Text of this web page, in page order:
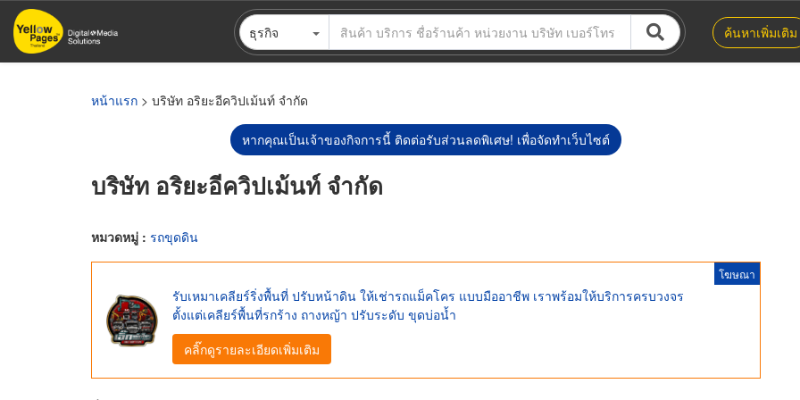
ข้าม
ไป
ธุรกิจ ค้นหาเพิ่มเติม
หน้าแรก > บริษัท อริยะอีควิปเม้นท์ จำกัด
หากคุณเป็นเจ้าของกิจการนี้ ติดต่อรับส่วนลดพิเศษ! เพื่อจัดทำเว็บไซต์
บริษัท อริยะอีควิปเม้นท์ จำกัด
หมวดหมู่ : รถขุดดิน
โฆษณา
รับเหมาเคลียร์ริ่งพื้นที่ ปรับหน้าดิน ให้เช่ารถแม็คโคร แบบมืออาชีพ เราพร้อมให้บริการครบวงจร
ตั้งแต่เคลียร์พื้นที่รกร้าง ถางหญ้า ปรับระดับ ขุดบ่อน้ำ
คลิ๊กดูรายละเอียดเพิ่มเติม